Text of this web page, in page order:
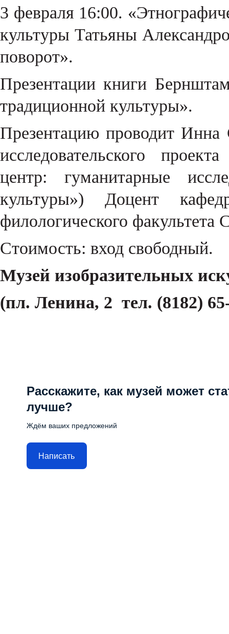
3 февраля 16:00.
культуры Татьяны
поворот».
Презентации книги
традиционной культуры».
Презентацию проводит Инна
исследовательского
центр: гуманитарные
культуры») Доцент
филологического факультета
Стоимость: вход свободный.
Музей изобразительных
(пл. Ленина, 2 тел. (8182)
Расскажите, как музей может
лучше?
Ждём ваших предложений
Написать